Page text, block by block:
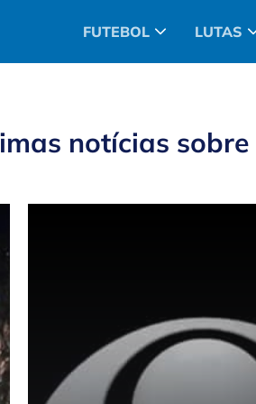
FUTEBOL LUTAS
notícias sobre